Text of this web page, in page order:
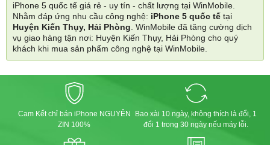
iPhone 5 quốc tế giá rẻ - uy tín - chất lượng tại WinMobile.
Nhằm đáp ứng nhu cầu công nghệ: iPhone 5 quốc tế tại
Huyện Kiến Thụy, Hải Phòng. WinMobile đã tăng cường dịch
vụ giao hàng tận nơi: Huyện Kiến Thụy, Hải Phòng cho quý
khách khi mua sản phẩm công nghệ tại WinMobile.
Cam Kết chỉ bán iPhone NGUYÊN
ZIN 100%
Bao xài 10 ngày, không thích là đổi, 1
đổi 1 trong 30 ngày nếu máy lỗi.